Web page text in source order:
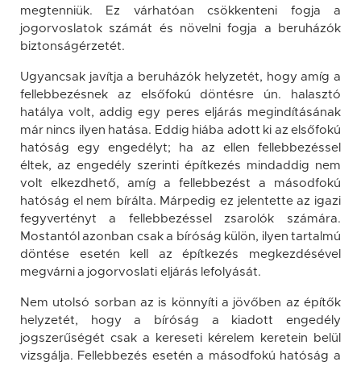
megtenniük. Ez várhatóan csökkenteni fogja a
jogorvoslatok számát és növelni fogja a beruházók
biztonságérzetét.
Ugyancsak javítja a beruházók helyzetét, hogy amíg a
fellebbezésnek az elsőfokú döntésre ún. halasztó
hatálya volt, addig egy peres eljárás megindításának
már nincs ilyen hatása. Eddig hiába adott ki az elsőfokú
hatóság egy engedélyt; ha az ellen fellebbezéssel
éltek, az engedély szerinti építkezés mindaddig nem
volt elkezdhető, amíg a fellebbezést a másodfokú
hatóság el nem bírálta. Márpedig ez jelentette az igazi
fegyvertényt a fellebbezéssel zsarolók számára.
Mostantól azonban csak a bíróság külön, ilyen tartalmú
döntése esetén kell az építkezés megkezdésével
megvárni a jogorvoslati eljárás lefolyását.
Nem utolsó sorban az is könnyíti a jövőben az építők
helyzetét, hogy a bíróság a kiadott engedély
jogszerűségét csak a kereseti kérelem keretein belül
vizsgálja. Fellebbezés esetén a másodfokú hatóság a